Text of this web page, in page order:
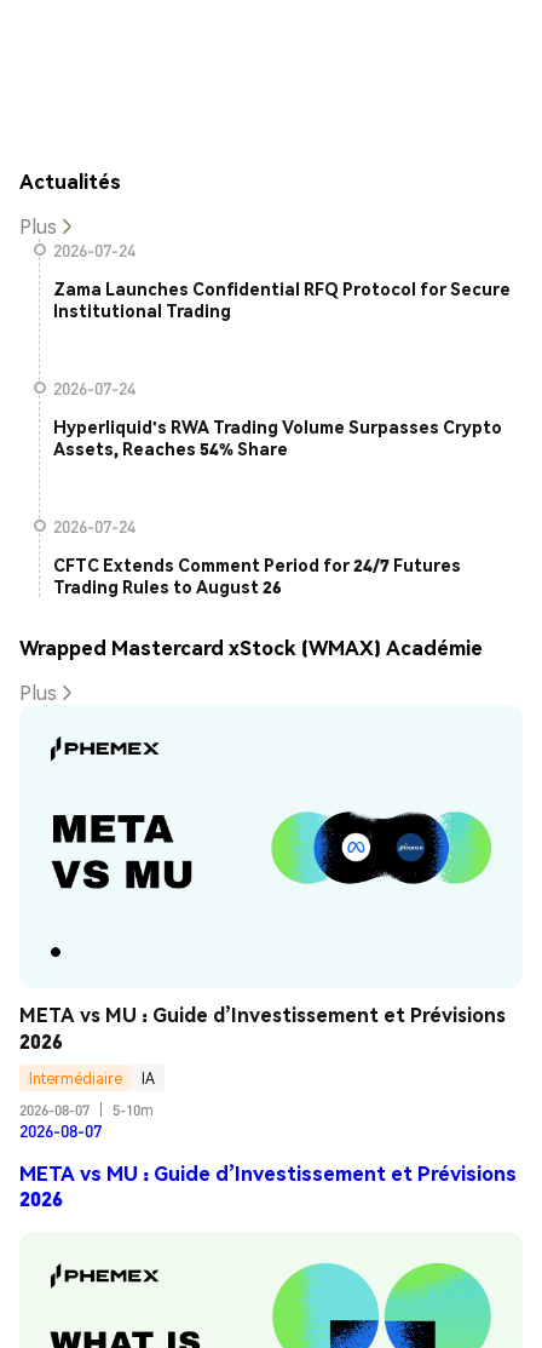
Actualités
Plus
2026-07-24
Zama Launches Confidential RFQ Protocol for Secure
Institutional Trading
2026-07-24
Hyperliquid's RWA Trading Volume Surpasses Crypto
Assets, Reaches 54% Share
2026-07-24
CFTC Extends Comment Period for 24/7 Futures
Trading Rules to August 26
Wrapped Mastercard xStock (WMAX) Académie
Plus
META vs MU : Guide d’Investissement et Prévisions
2026
Intermédiaire
IA
2026-08-07
5-10m
2026-08-07
META vs MU : Guide d’Investissement et Prévisions
2026